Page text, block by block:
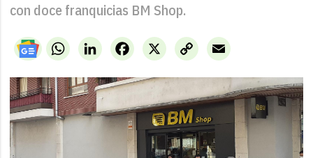
con doce franquicias BM Shop.
WhatsAppLinkedIn X
Facebook
Copy
Link
Email